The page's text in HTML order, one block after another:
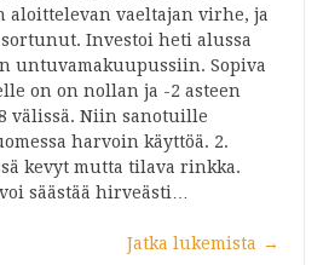
vaeltajan virhe, ja
Investoi heti alussa
untuvamakuupussiin. Sopiva
on on nollan ja -2 asteen
välissä. Niin sanotuille
harvoin käyttöä. 2.
kevyt mutta tilava rinkka.
säästää hirveästi…
Jatka lukemista →